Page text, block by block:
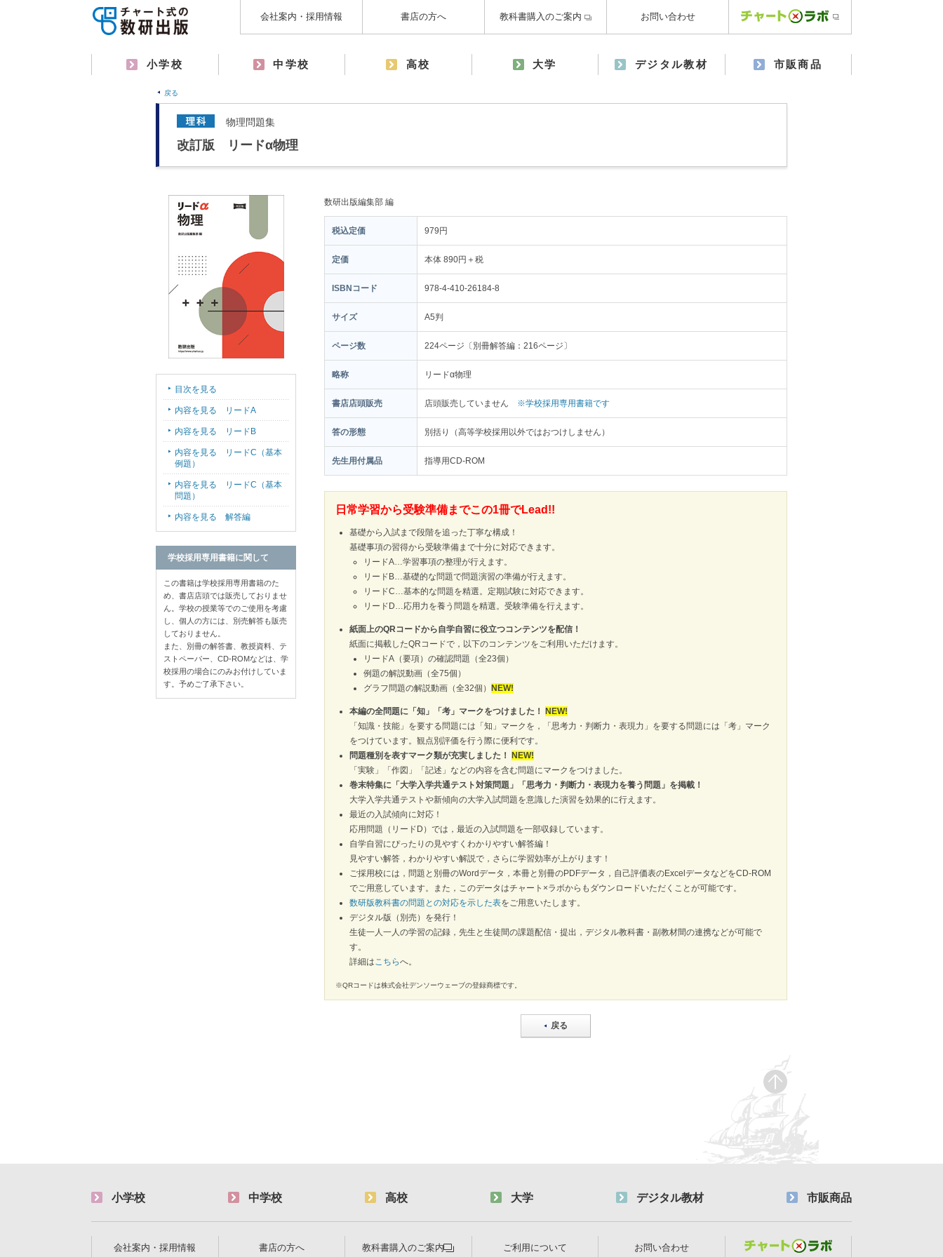
会社案内・採用情報 書店の方へ 教科書購入のご案内 お問い合わせ
小学校 中学校 高校 大学 デジタル教材 市販商品
戻る
物理問題集
改訂版 リードα物理
数研出版編集部 編
税込定価 979円
定価 本体 890円＋税
ISBNコード 978-4-410-26184-8
サイズ A5判
ページ数 224ページ〔別冊解答編：216ページ〕
略称 リードα物理
書店店頭販売 店頭販売していません ※学校採用専用書籍です
答の形態 別括り（高等学校採用以外ではおつけしません）
先生用付属品 指導用CD-ROM
日常学習から受験準備までこの1冊でLead!!
基礎から入試まで段階を追った丁寧な構成！
基礎事項の習得から受験準備まで十分に対応できます。
リードA…学習事項の整理が行えます。
リードB…基礎的な問題で問題演習の準備が行えます。
リードC…基本的な問題を精選。定期試験に対応できます。
リードD…応用力を養う問題を精選。受験準備を行えます。
紙面上のQRコードから自学自習に役立つコンテンツを配信！
紙面に掲載したQRコードで，以下のコンテンツをご利用いただけます。
リードA（要項）の確認問題（全23個）
例題の解説動画（全75個）
グラフ問題の解説動画（全32個）
NEW!
本編の全問題に「知」「考」マークをつけました！
NEW!
「知識・技能」を要する問題には「知」マークを，「思考力・判断力・表現力」を要する問題には「考」マーク
をつけています。観点別評価を行う際に便利です。
問題種別を表すマーク類が充実しました！
NEW!
「実験」「作図」「記述」などの内容を含む問題にマークをつけました。
巻末特集に「大学入学共通テスト対策問題」「思考力・判断力・表現力を養う問題」を掲載！
大学入学共通テストや新傾向の大学入試問題を意識した演習を効果的に行えます。
最近の入試傾向に対応！
応用問題（リードD）では，最近の入試問題を一部収録しています。
自学自習にぴったりの見やすくわかりやすい解答編！
見やすい解答，わかりやすい解説で，さらに学習効率が上がります！
ご採用校には，問題と別冊のWordデータ，本冊と別冊のPDFデータ，自己評価表のExcelデータなどをCD-ROM
でご用意しています。また，このデータはチャート×ラボからもダウンロードいただくことが可能です。
数研版教科書の問題との対応を示した表をご用意いたします。
デジタル版（別売）を発行！
生徒一人一人の学習の記録，先生と生徒間の課題配信・提出，デジタル教科書・副教材間の連携などが可能で
す。
詳細はこちらへ。
※QRコードは株式会社デンソーウェーブの登録商標です。
戻る
目次を見る
内容を見る リードA
内容を見る リードB
内容を見る リードC（基本
例題）
内容を見る リードC（基本
問題）
内容を見る 解答編
学校採用専用書籍に関して
この書籍は学校採用専用書籍のた
め、書店店頭では販売しておりませ
ん。学校の授業等でのご使用を考慮
し、個人の方には、別売解答も販売
しておりません。
また、別冊の解答書、教授資料、テ
ストペーパー、CD-ROMなどは、学
校採用の場合にのみお付けしていま
す。予めご了承下さい。
小学校 中学校 高校 大学 デジタル教材 市販商品
会社案内・採用情報 書店の方へ 教科書購入のご案内 ご利用について お問い合わせ